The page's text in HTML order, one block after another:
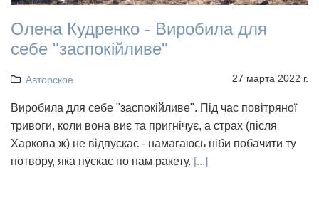
Олена Кудренко - Виробила для
себе "заспокійливе"
Авторское 27 марта 2022 г.
Виробила для себе "заспокійливе". Під час повітряної
тривоги, коли вона виє та пригнічує, а страх (після
Харкова ж) не відпускає - намагаюсь ніби побачити ту
потвору, яка пускає по нам ракету. [...]